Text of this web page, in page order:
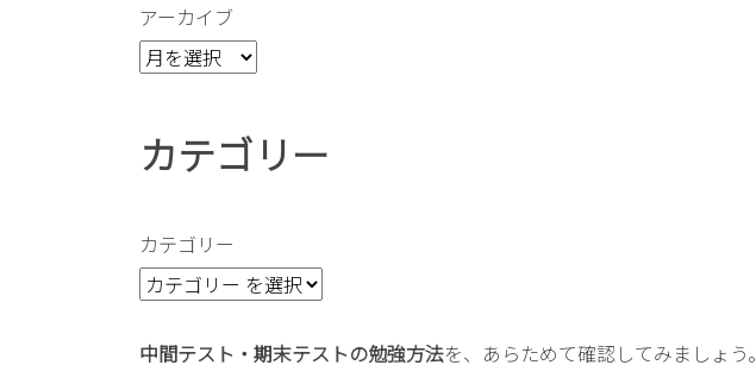
アーカイブ
カテゴリー
カテゴリー
中間テスト・期末テストの勉強方法を、あらためて確認してみましょう。